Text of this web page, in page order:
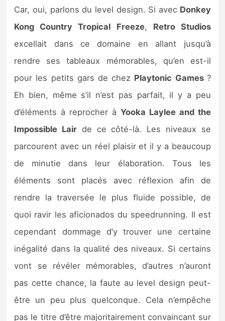
Car, oui, parlons du level design. Si avec Donkey
Kong Country Tropical Freeze, Retro Studios
excellait dans ce domaine en allant jusqu’à
rendre ses tableaux mémorables, qu’en est-il
pour les petits gars de chez Playtonic Games ?
Eh bien, même s’il n’est pas parfait, il y a peu
d’éléments à reprocher à Yooka Laylee and the
Impossible Lair de ce côté-là. Les niveaux se
parcourent avec un réel plaisir et il y a beaucoup
de minutie dans leur élaboration. Tous les
éléments sont placés avec réflexion afin de
rendre la traversée le plus fluide possible, de
quoi ravir les aficionados du speedrunning. Il est
cependant dommage d’y trouver une certaine
inégalité dans la qualité des niveaux. Si certains
vont se révéler mémorables, d’autres n’auront
pas cette chance, la faute au level design peut-
être un peu plus quelconque. Cela n’empêche
pas le titre d’être majoritairement convaincant sur